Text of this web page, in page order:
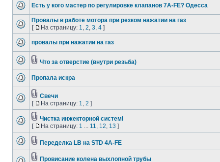
Есть у кого мастер по регулировке клапанов 7A-FE? Одесса
Провалы в работе мотора при резком нажатии на газ
[
На страницу: 1, 2, 3, 4 ]
провалы при нажатии на газ
Что за отверстие (внутри резьба)
Пропала искра
Свечи
[
На страницу: 1, 2 ]
Чистка инжекторной системі
[
На страницу: 1 ... 11, 12, 13 ]
Переделка LB на STD 4A-FE
Провисание колена выхлопной трубы